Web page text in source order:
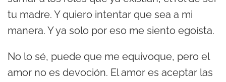
tu madre. Y quiero intentar que sea a mi
manera. Y ya solo por eso me siento egoísta.
No lo sé, puede que me equivoque, pero el
amor no es devoción. El amor es aceptar las